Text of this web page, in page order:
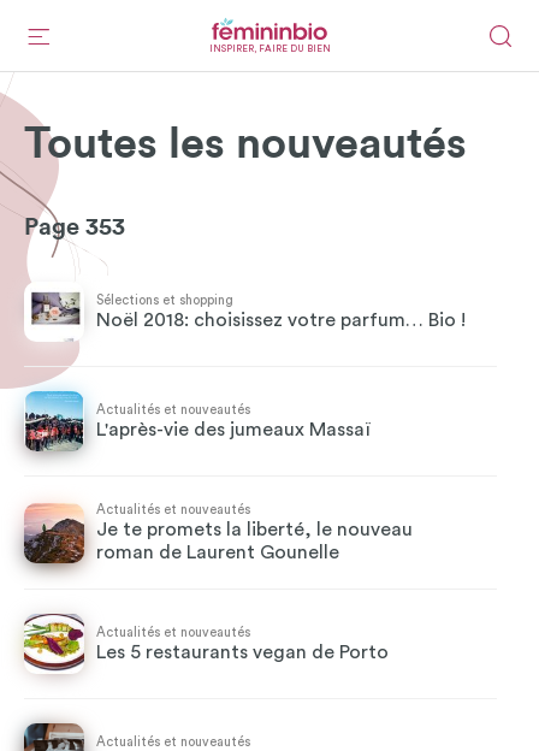
INSPIRER, FAIRE DU BIEN
Toutes les nouveautés
Page 353
Sélections et shopping
Noël 2018: choisissez votre parfum… Bio !
Actualités et nouveautés
L'après-vie des jumeaux Massaï
Actualités et nouveautés
Je te promets la liberté, le nouveau
roman de Laurent Gounelle
Actualités et nouveautés
Les 5 restaurants vegan de Porto
Actualités et nouveautés